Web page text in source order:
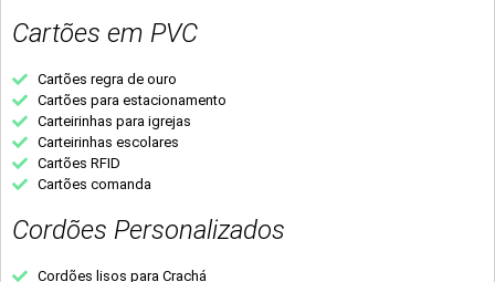
Cartões em PVC
Cartões regra de ouro
Cartões para estacionamento
Carteirinhas para igrejas
Carteirinhas escolares
Cartões RFID
Cartões comanda
Cordões Personalizados
Cordões lisos para Crachá